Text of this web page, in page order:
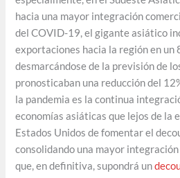
hacia una mayor integración
del COVID-19, el gigante asiático
exportaciones hacia la región en un
desmarcándose de la previsión de
pronosticaban una reducción del
la pandemia es la continua
economías asiáticas que lejos de la
Estados Unidos de fomentar el
consolidando una mayor
que, en definitiva, supondrá un